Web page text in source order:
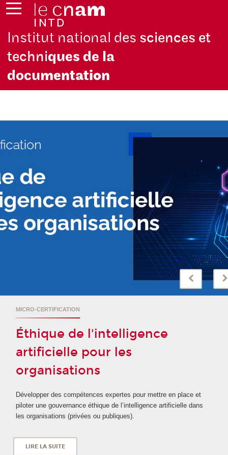
Institut national des sciences et
techniques de la
documentation
MICRO-CERTIFICATION
Éthique de l'intelligence
artificielle pour les
organisations
Développer des compétences expertes pour mettre en place et
piloter une gouvernance éthique de l’intelligence artificielle dans
les organisations (privées ou publiques).
LIRE LA SUITE